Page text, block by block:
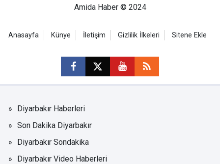
Amida Haber © 2024
Anasayfa Künye İletişim Gizlilik İlkeleri Sitene Ekle
Diyarbakır Haberleri
Son Dakika Diyarbakır
Diyarbakır Sondakika
Diyarbakır Video Haberleri